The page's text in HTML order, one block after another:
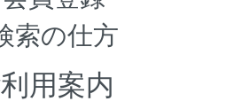
索の仕方
用案内